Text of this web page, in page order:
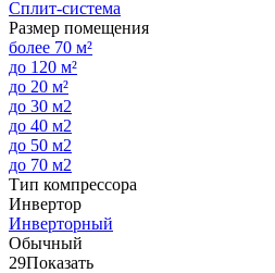
Сплит-система
Размер помещения
более 70 м²
до 120 м²
до 20 м²
до 30 м2
до 40 м2
до 50 м2
до 70 м2
Тип компрессора
Инвертор
Инверторный
Обычный
29Показать